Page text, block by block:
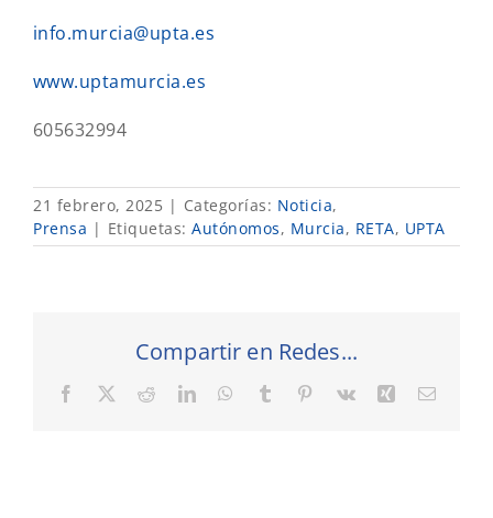
info.murcia@upta.es
www.uptamurcia.es
605632994
21 febrero, 2025 | Categorías: Noticia,
Prensa | Etiquetas: Autónomos, Murcia, RETA, UPTA
Compartir en Redes...
Facebook RedditLinkedInWhatsApp
Tumblr Pinterest
Vk XingCorreo